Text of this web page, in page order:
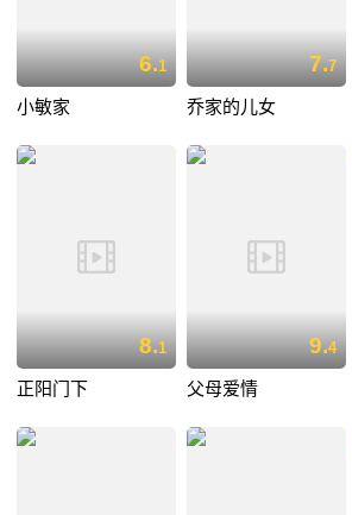
6.1
小敏家
7.7
乔家的儿女
8.1
正阳门下
9.4
父母爱情